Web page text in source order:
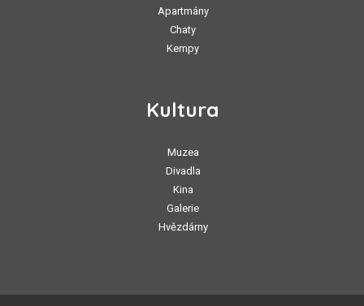
Apartmány
Chaty
Kempy
Kultura
Muzea
Divadla
Kina
Galerie
Hvězdárny